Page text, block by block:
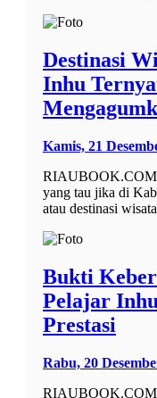
Destinasi
Inhu
Kamis, 21
RIAUBOOK.COM
yang tau jika di
atau destinasi
Bukti
Pelajar
Prestasi
Rabu, 20
RIAUBOOK.COM